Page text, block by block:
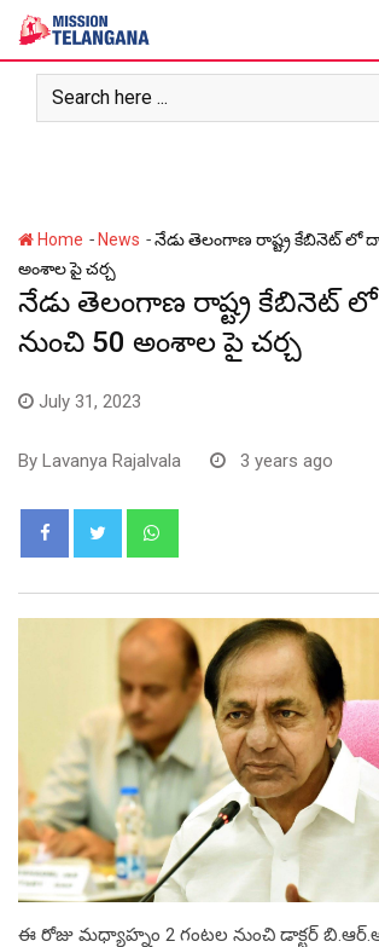
Skip
content
Home - News -నేడు తెలంగాణ రాష్ట్ర కేబినెట్ లో
అంశాల పై చర్చ
నేడు తెలంగాణ రాష్ట్ర కేబినెట్
నుంచి 50 అంశాల పై చర్చ
July 31, 2023
By Lavanya Rajalvala 3 years ago
ఈ రోజు మధ్యాహ్నం 2 గంటల నుంచి డాక్టర్